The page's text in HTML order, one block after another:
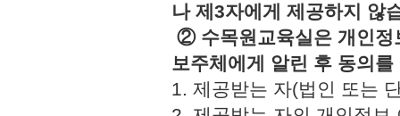
나 제3자에게 제공하지 않
② 수목원교육실은 개인정
보주체에게 알린 후 동의
1. 제공받는 자(법인 또